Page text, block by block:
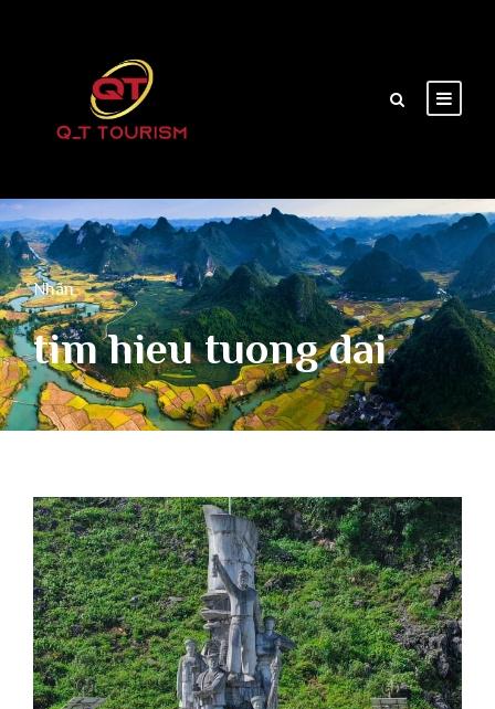
Nhãn
tim hieu tuong dai